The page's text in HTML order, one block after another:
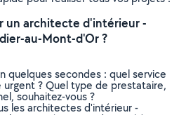
un architecte d'intérieur -
au-Mont-d'Or ?
quelques secondes : quel service
urgent ? Quel type de prestataire,
souhaitez-vous ?
les architectes d'intérieur -